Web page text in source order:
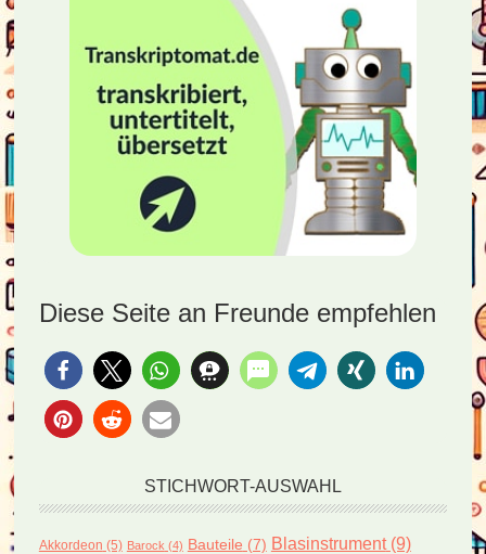
Diese Seite an Freunde empfehlen
STICHWORT-AUSWAHL
Akkordeon (5) Barock (4) Bauteile (7) Blasinstrument(9)